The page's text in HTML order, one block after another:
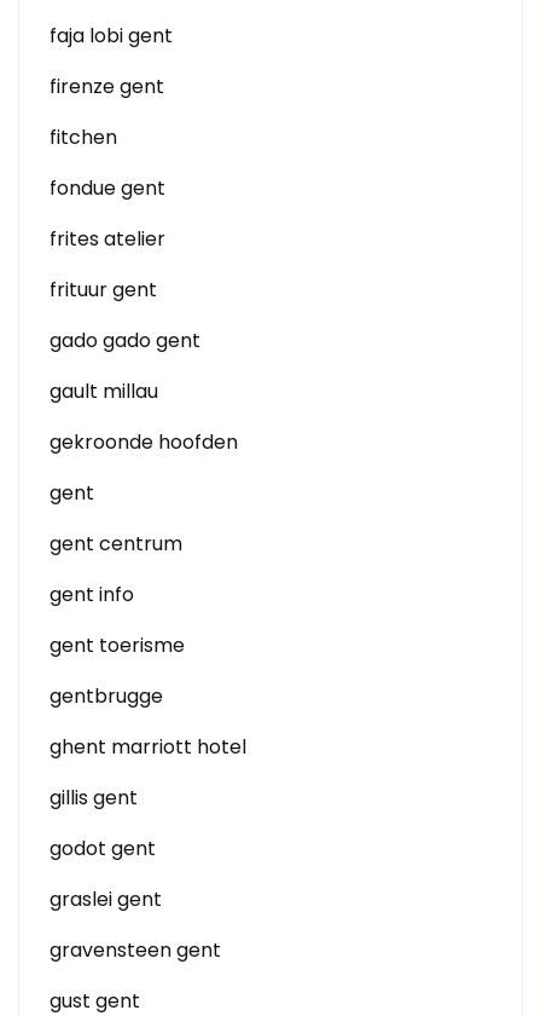
faja lobi gent
firenze gent
fitchen
fondue gent
frites atelier
frituur gent
gado gado gent
gault millau
gekroonde hoofden
gent
gent centrum
gent info
gent toerisme
gentbrugge
ghent marriott hotel
gillis gent
godot gent
graslei gent
gravensteen gent
gust gent